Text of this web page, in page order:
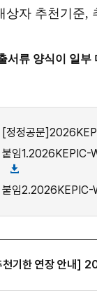
상자 추천기준,
서류 양식이 일부
[정정공문
붙임1.2026KEPIC-
붙임2.2026KEPIC-
천기한 연장 안내]